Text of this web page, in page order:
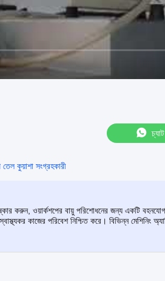
চ্যাট
তেল কুয়াশা সংগ্রহকারী
করুন, ওয়ার্কশপের বায়ু পরিশোধনের জন্য একটি
কাজের পরিবেশ নিশ্চিত করে। বিভিন্ন মেশিনিং